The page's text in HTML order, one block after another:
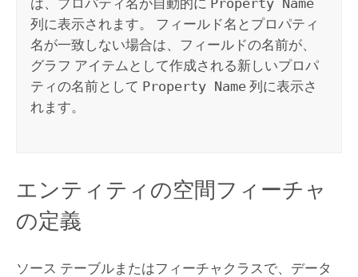
は、プロパティ名が自動的に Property Name
列に表示されます。 フィールド名とプロパティ
名が一致しない場合は、フィールドの名前が、
グラフ アイテムとして作成される新しいプロパ
ティの名前として Property Name 列に表示さ
れます。
エンティティの空間フィーチャ
の定義
ソース テーブルまたはフィーチャクラスで、データ